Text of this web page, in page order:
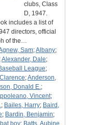
clubs, Class
D, 1947.
includes a list of
directors, official
of the…
Sam;Albany;
;Alexander, Dale;
League;
;Anderson,
Donald E.;
Vincent;
; Bailes, Harry; Baird,
; Bardin, Benjamin;
bat boy; Batts, Aubine